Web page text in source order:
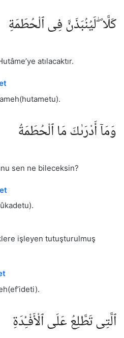
كَلَّا ۖ لَيُنۢبَذَنَّ فِى ٱلْحُطَمَةِ
atılacaktır.
وَمَآ أَدْرَىٰكَ مَا ٱلْحُطَمَةُ
sen ne bileceksin?
işleyen tutuşturulmuş
ٱلَّتِى تَطَّلِعُ عَلَى ٱلْأَفْـِٔدَةِ